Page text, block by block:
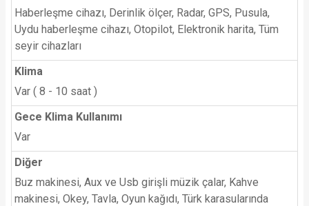
Haberleşme cihazı, Derinlik ölçer, Radar, GPS, Pusula,
Uydu haberleşme cihazı, Otopilot, Elektronik harita, Tüm
seyir cihazları
Klima
Var ( 8 - 10 saat )
Gece Klima Kullanımı
Var
Diğer
Buz makinesi, Aux ve Usb girişli müzik çalar, Kahve
makinesi, Okey, Tavla, Oyun kağıdı, Türk karasularında